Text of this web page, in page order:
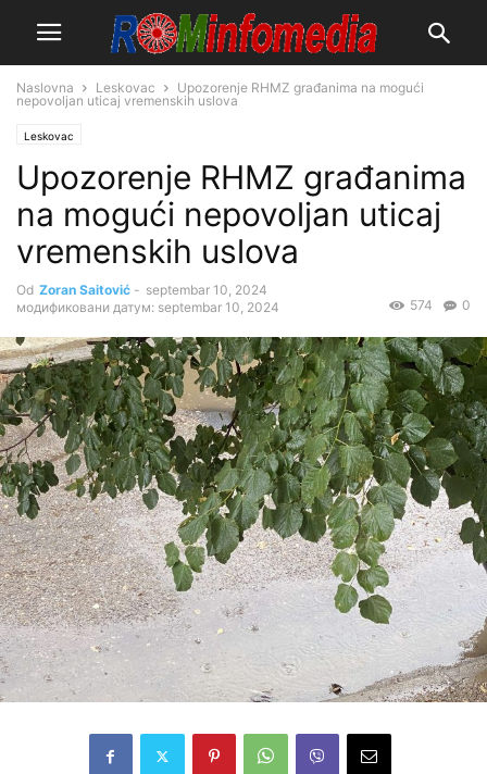
Naslovna Leskovac
Upozorenje RHMZ građanima na mogući
nepovoljan uticaj vremenskih uslova
Leskovac
Upozorenje RHMZ građanima
na mogući nepovoljan uticaj
vremenskih uslova
Od Zoran Saitović - septembar 10, 2024
модификовани датум: septembar 10, 2024
0
574